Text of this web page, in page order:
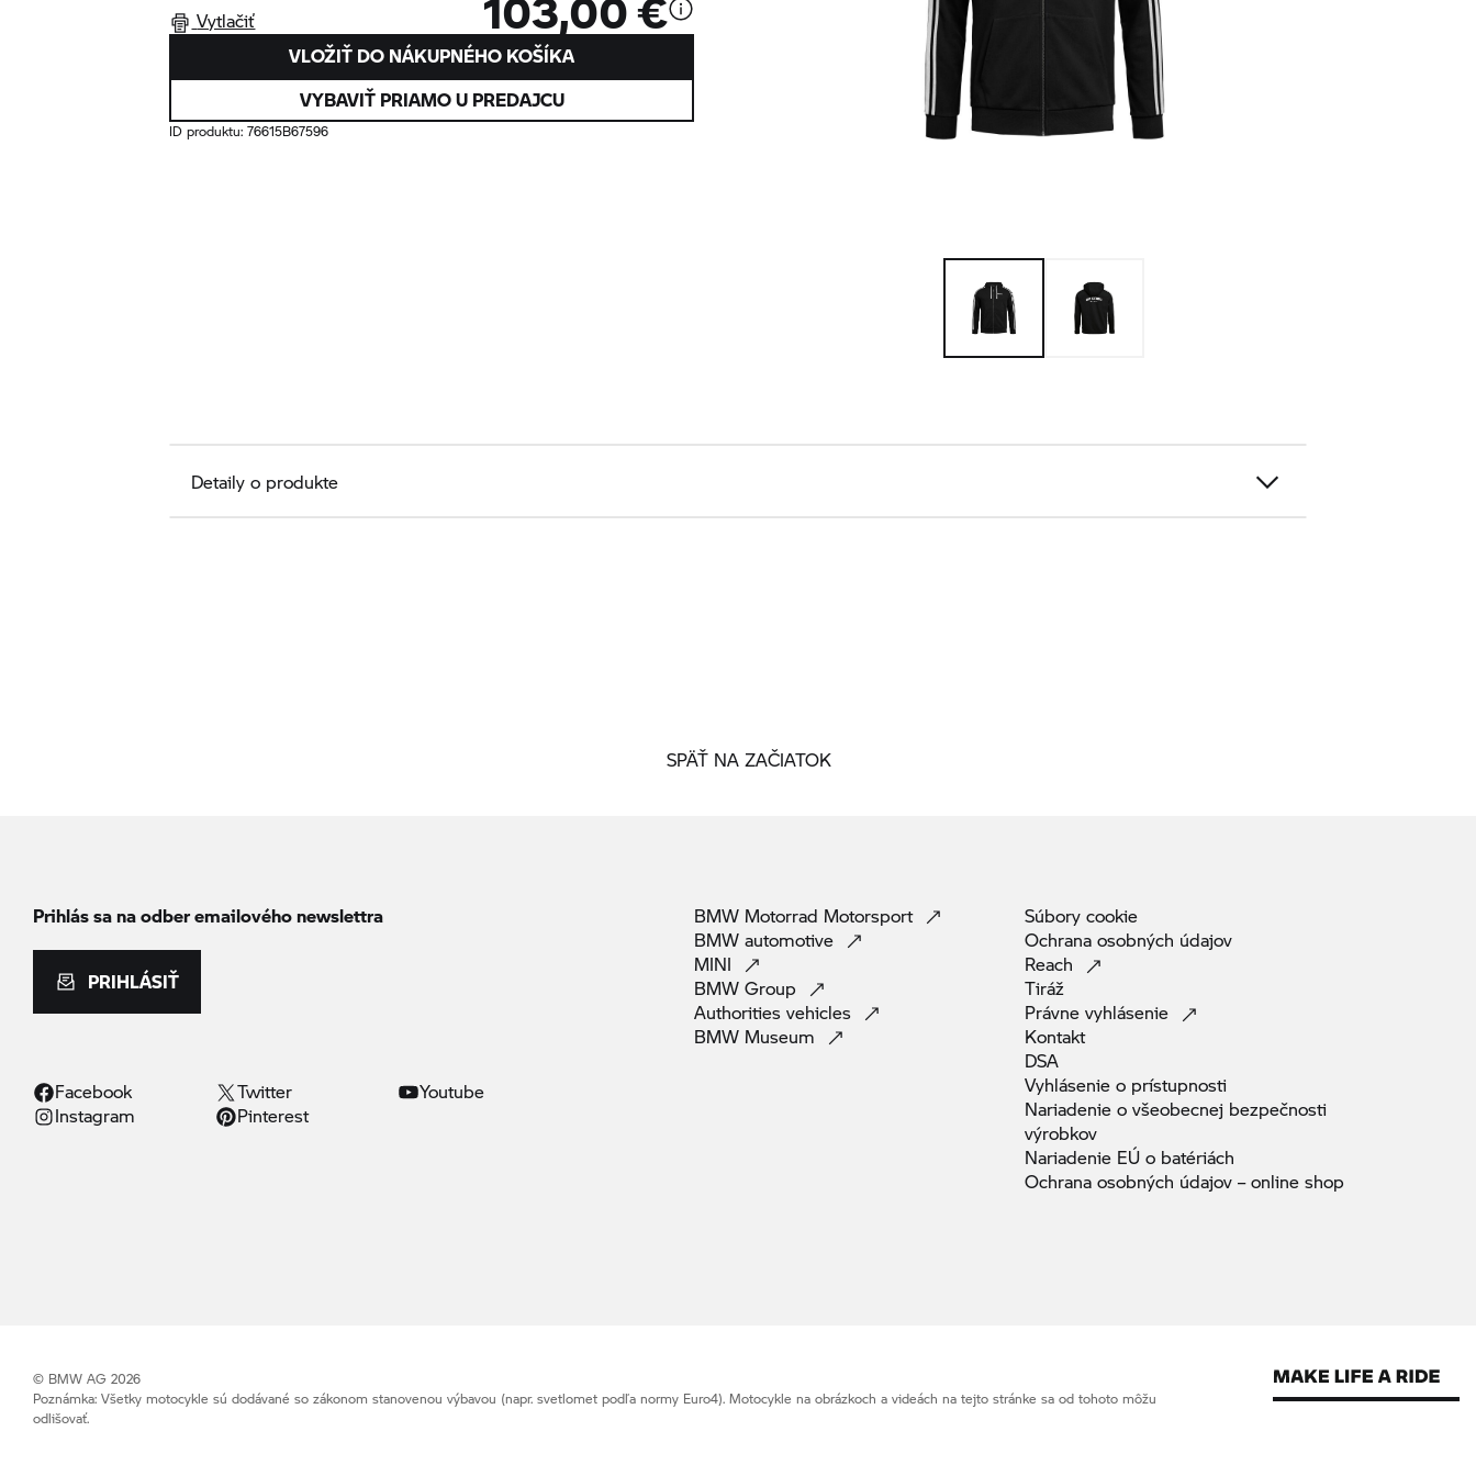
Vytlačiť
VLOŽIŤ DO NÁKUPNÉHO KOŠÍKA
VYBAVIŤ PRIAMO U PREDAJCU
ID produktu:76615B67596
Detaily o produkte
SPÄŤ NA ZAČIATOK
Prihlás sa na odber emailového newslettra
PRIHLÁSIŤ
Facebook Twitter
Youtube
Instagram
Pinterest
BMW Motorrad Motorsport
BMW automotive
MINI
BMW Group
Authorities vehicles
BMW Museum
Súbory cookie
Ochrana osobných údajov
Reach
Tiráž
Právne vyhlásenie
Kontakt
DSA
Vyhlásenie o prístupnosti
Nariadenie o všeobecnej bezpečnosti
výrobkov
Nariadenie EÚ o batériách
Ochrana osobných údajov – online shop
© BMW AG 2026
Poznámka: Všetky motocykle sú dodávané so zákonom stanovenou výbavou (napr. svetlomet podľa normy Euro4). Motocykle na obrázkoch a videách na tejto stránke sa od tohoto môžu
odlišovať.